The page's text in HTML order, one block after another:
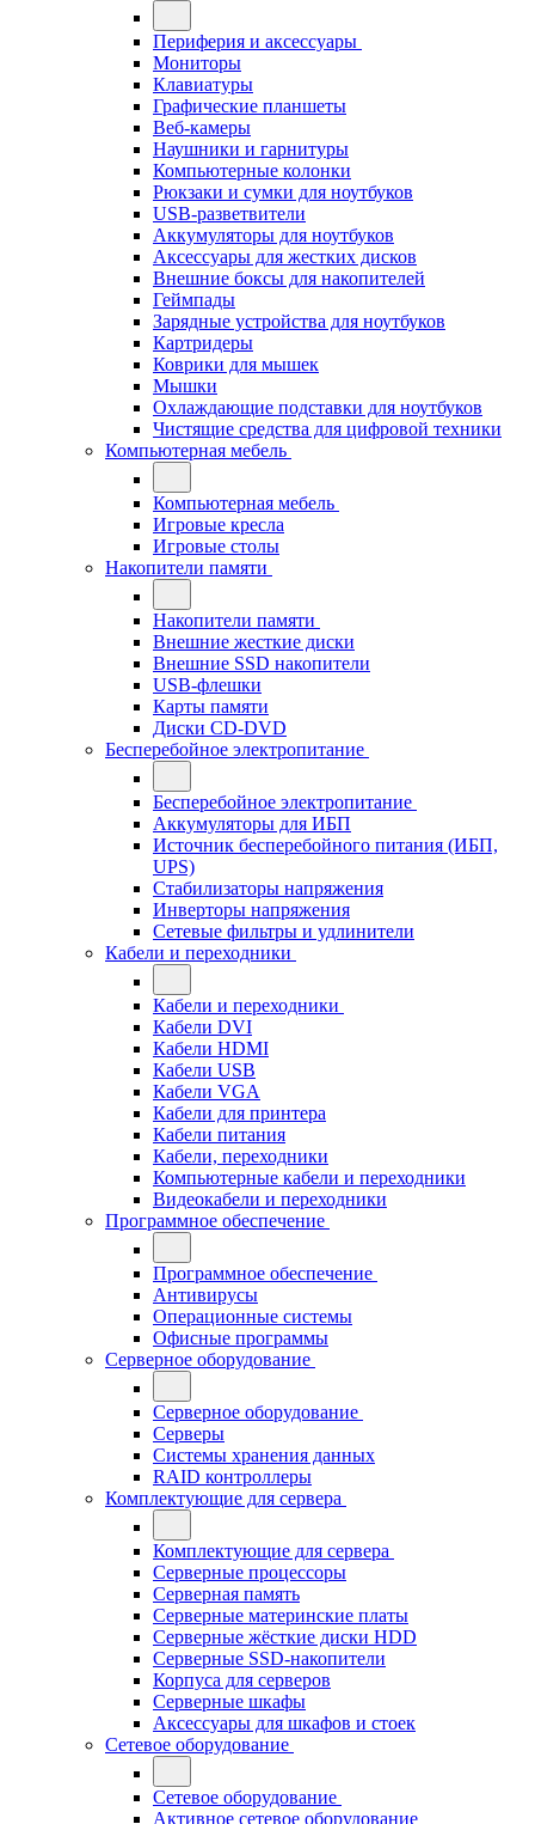
Периферия и аксессуары
Мониторы
Клавиатуры
Графические планшеты
Веб-камеры
Наушники и гарнитуры
Компьютерные колонки
Рюкзаки и сумки для ноутбуков
USB-разветвители
Аккумуляторы для ноутбуков
Аксессуары для жестких дисков
Внешние боксы для накопителей
Геймпады
Зарядные устройства для ноутбуков
Картридеры
Коврики для мышек
Мышки
Охлаждающие подставки для ноутбуков
Чистящие средства для цифровой техники
Компьютерная мебель
Компьютерная мебель
Игровые кресла
Игровые столы
Накопители памяти
Накопители памяти
Внешние жесткие диски
Внешние SSD накопители
USB-флешки
Карты памяти
Диски CD-DVD
Бесперебойное электропитание
Бесперебойное электропитание
Аккумуляторы для ИБП
Источник бесперебойного питания (ИБП,
UPS)
Стабилизаторы напряжения
Инверторы напряжения
Сетевые фильтры и удлинители
Кабели и переходники
Кабели и переходники
Кабели DVI
Кабели HDMI
Кабели USB
Кабели VGA
Кабели для принтера
Кабели питания
Кабели, переходники
Компьютерные кабели и переходники
Видеокабели и переходники
Программное обеспечение
Программное обеспечение
Антивирусы
Операционные системы
Офисные программы
Серверное оборудование
Серверное оборудование
Серверы
Системы хранения данных
RAID контроллеры
Комплектующие для сервера
Комплектующие для сервера
Серверные процессоры
Серверная память
Серверные материнские платы
Серверные жёсткие диски HDD
Серверные SSD-накопители
Корпуса для серверов
Серверные шкафы
Аксессуары для шкафов и стоек
Сетевое оборудование
Сетевое оборудование
Активное сетевое оборудование